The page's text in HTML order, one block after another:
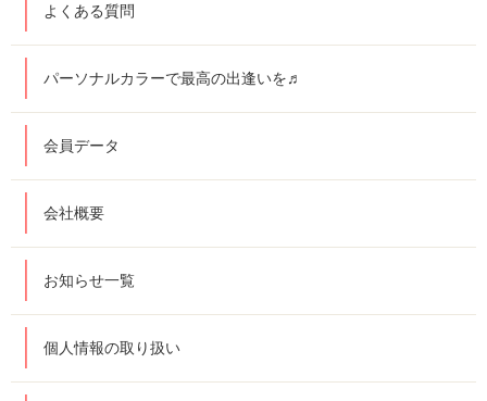
よくある質問
パーソナルカラーで最高の出逢いを♬
会員データ
会社概要
お知らせ一覧
個人情報の取り扱い